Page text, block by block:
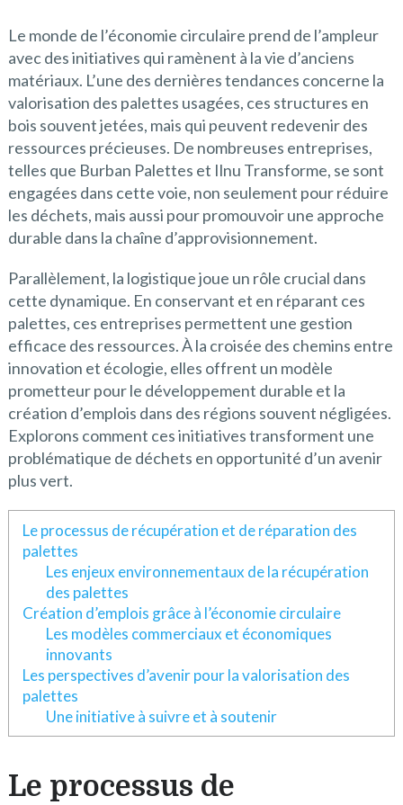
Le monde de l’économie circulaire prend de l’ampleur
avec des initiatives qui ramènent à la vie d’anciens
matériaux. L’une des dernières tendances concerne la
valorisation des palettes usagées, ces structures en
bois souvent jetées, mais qui peuvent redevenir des
ressources précieuses. De nombreuses entreprises,
telles que Burban Palettes et Ilnu Transforme, se sont
engagées dans cette voie, non seulement pour réduire
les déchets, mais aussi pour promouvoir une approche
durable dans la chaîne d’approvisionnement.
Parallèlement, la logistique joue un rôle crucial dans
cette dynamique. En conservant et en réparant ces
palettes, ces entreprises permettent une gestion
efficace des ressources. À la croisée des chemins entre
innovation et écologie, elles offrent un modèle
prometteur pour le développement durable et la
création d’emplois dans des régions souvent négligées.
Explorons comment ces initiatives transforment une
problématique de déchets en opportunité d’un avenir
plus vert.
Le processus de récupération et de réparation des
palettes
Les enjeux environnementaux de la récupération
des palettes
Création d’emplois grâce à l’économie circulaire
Les modèles commerciaux et économiques
innovants
Les perspectives d’avenir pour la valorisation des
palettes
Une initiative à suivre et à soutenir
Le processus de